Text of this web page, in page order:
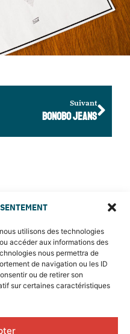
utilisons des technologies
accéder aux informations des
nous permettra de
de navigation ou les ID
ou de retirer son
sur certaines caractéristiques
Suivant
BONOBO JEANS